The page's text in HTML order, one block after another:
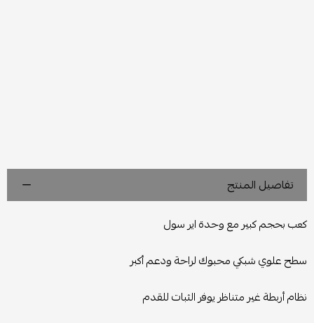
تفاصيل المنتج
كعب بحجم كبير مع وحدة اير سول
سطح علوي شبكي محبوك لراحة ودعم أكبر
نظام أربطة غير متناظر يوفر الثبات للقدم